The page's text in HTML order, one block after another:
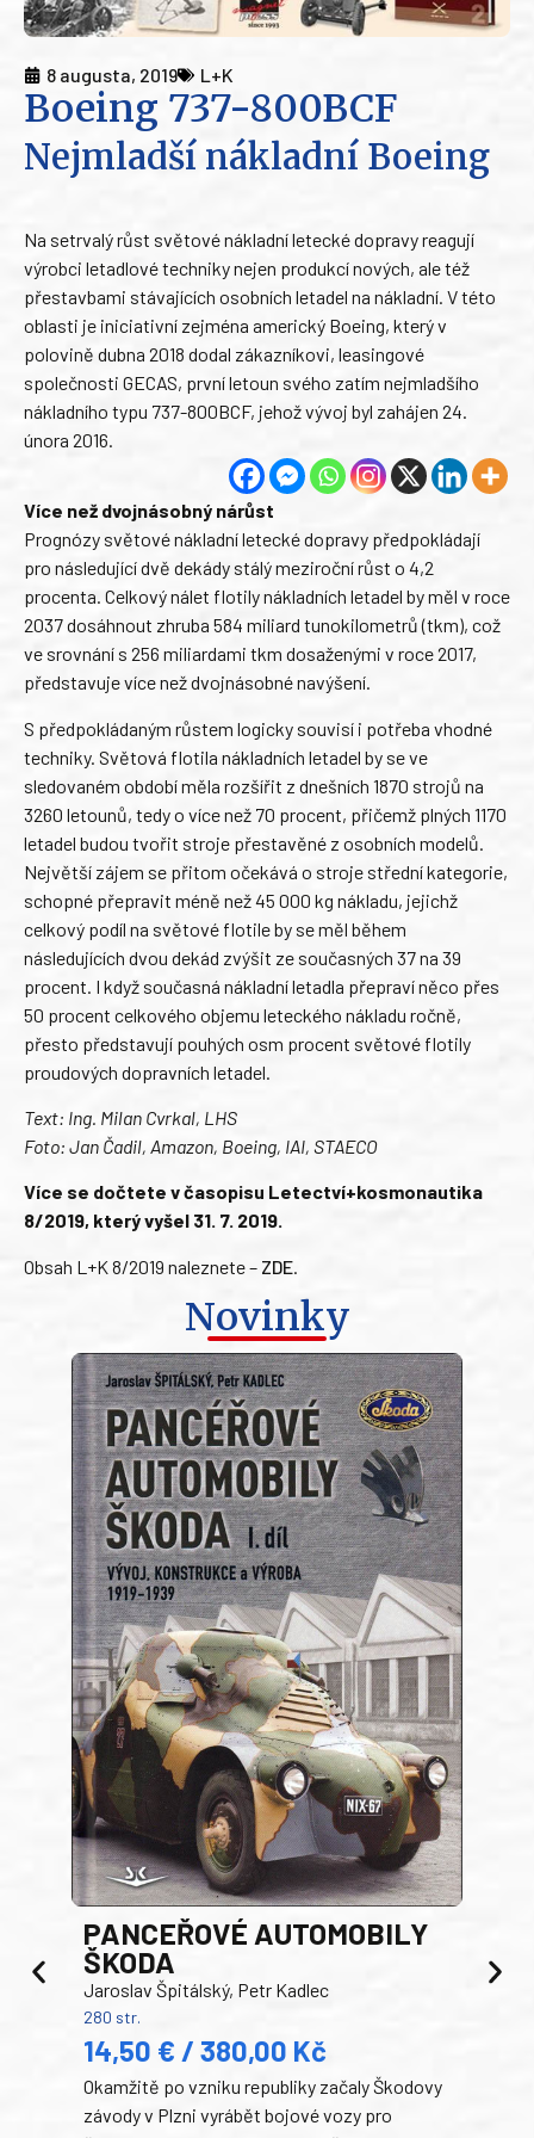
8 augusta, 2019 L+K
Boeing 737-800BCF
Nejmladší nákladní Boeing
Na setrvalý růst světové nákladní letecké dopravy reagují
výrobci letadlové techniky nejen produkcí nových, ale též
přestavbami stávajících osobních letadel na nákladní. V této
oblasti je iniciativní zejména americký Boeing, který v
polovině dubna 2018 dodal zákazníkovi, leasingové
společnosti GECAS, první letoun svého zatím nejmladšího
nákladního typu 737-800BCF, jehož vývoj byl zahájen 24.
února 2016.
Více než dvojnásobný nárůst
Prognózy světové nákladní letecké dopravy předpokládají
pro následující dvě dekády stálý meziroční růst o 4,2
procenta. Celkový nálet flotily nákladních letadel by měl v roce
2037 dosáhnout zhruba 584 miliard tunokilometrů (tkm), což
ve srovnání s 256 miliardami tkm dosaženými v roce 2017,
představuje více než dvojnásobné navýšení.
S předpokládaným růstem logicky souvisí i potřeba vhodné
techniky. Světová flotila nákladních letadel by se ve
sledovaném období měla rozšířit z dnešních 1870 strojů na
3260 letounů, tedy o více než 70 procent, přičemž plných 1170
letadel budou tvořit stroje přestavěné z osobních modelů.
Největší zájem se přitom očekává o stroje střední kategorie,
schopné přepravit méně než 45 000 kg nákladu, jejichž
celkový podíl na světové flotile by se měl během
následujících dvou dekád zvýšit ze současných 37 na 39
procent. I když současná nákladní letadla přepraví něco přes
50 procent celkového objemu leteckého nákladu ročně,
přesto představují pouhých osm procent světové flotily
proudových dopravních letadel.
Text: Ing. Milan Cvrkal, LHS
Foto: Jan Čadil, Amazon, Boeing, IAI, STAECO
Více se dočtete v časopisu Letectví+kosmonautika
8/2019, který vyšel 31. 7. 2019.
Obsah L+K 8/2019 naleznete – ZDE
Novinky
PANCEŘOVÉ AUTOMOBILY
ŠKODA
Jaroslav Špitálský, Petr Kadlec
280 str.
14,50 € / 380,00 Kč
Okamžitě po vzniku republiky začaly Škodovy
závody v Plzni vyrábět bojové vozy pro